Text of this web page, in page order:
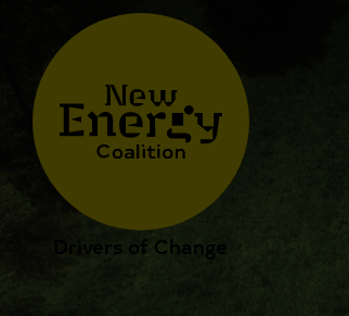
Drivers of Change